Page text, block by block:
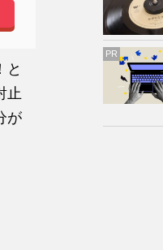
と
止
が
PR